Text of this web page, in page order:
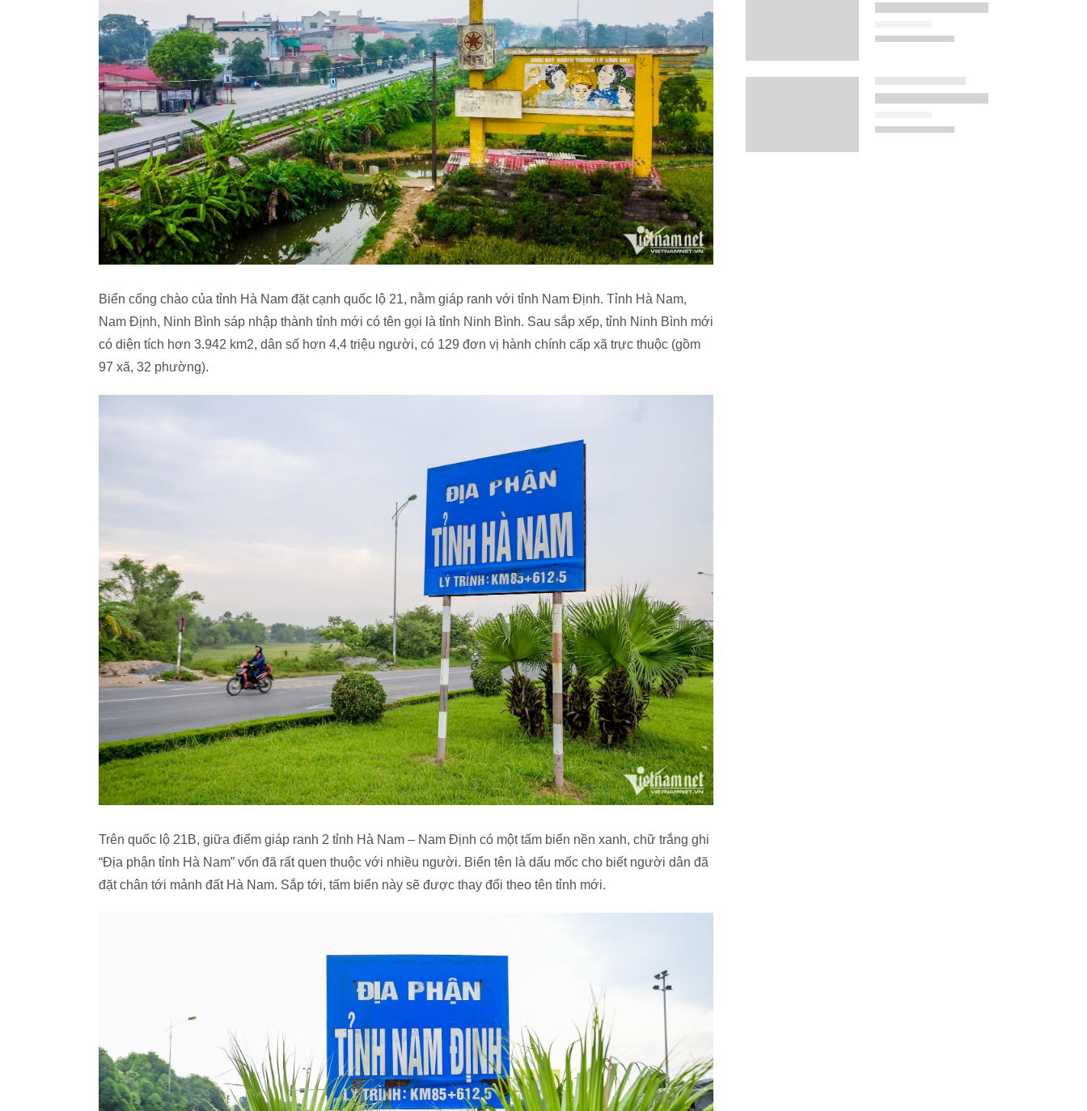
Biển cổng chào của tỉnh Hà Nam đặt cạnh quốc lộ 21, nằm giáp ranh với tỉnh Nam Định. Tỉnh Hà Nam,
Nam Định, Ninh Bình sáp nhập thành tỉnh mới có tên gọi là tỉnh Ninh Bình. Sau sắp xếp, tỉnh Ninh Bình mới
có diện tích hơn 3.942 km2, dân số hơn 4,4 triệu người, có 129 đơn vị hành chính cấp xã trực thuộc (gồm
97 xã, 32 phường).
Trên quốc lộ 21B, giữa điểm giáp ranh 2 tỉnh Hà Nam – Nam Định có một tấm biển nền xanh, chữ trắng ghi
“Địa phận tỉnh Hà Nam” vốn đã rất quen thuộc với nhiều người. Biển tên là dấu mốc cho biết người dân đã
đặt chân tới mảnh đất Hà Nam. Sắp tới, tấm biển này sẽ được thay đổi theo tên tỉnh mới.